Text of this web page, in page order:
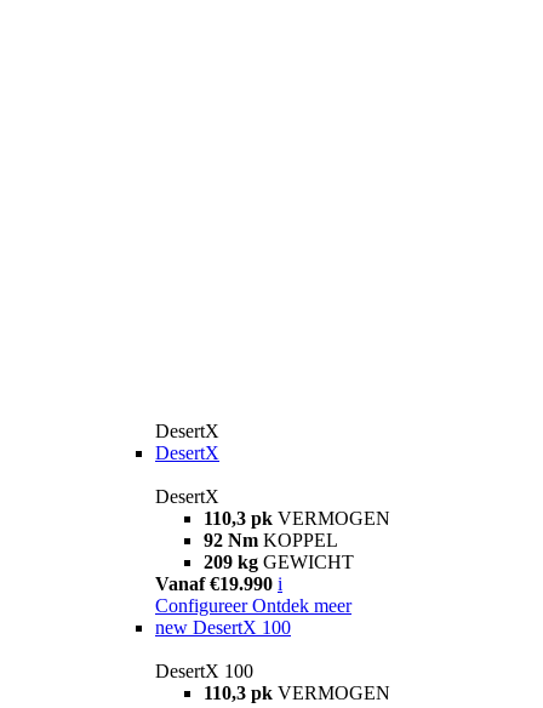
DesertX
DesertX
DesertX
110,3 pk VERMOGEN
92 Nm KOPPEL
209 kg GEWICHT
Vanaf €19.990 i
Configureer Ontdek meer
new DesertX 100
DesertX 100
110,3 pk VERMOGEN